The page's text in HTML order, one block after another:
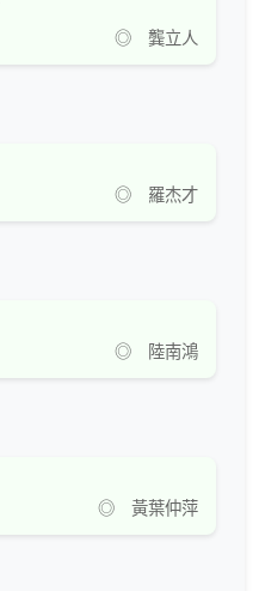
◎ 龔立人
◎ 羅杰才
◎ 陸南鴻
◎ 黃葉仲萍